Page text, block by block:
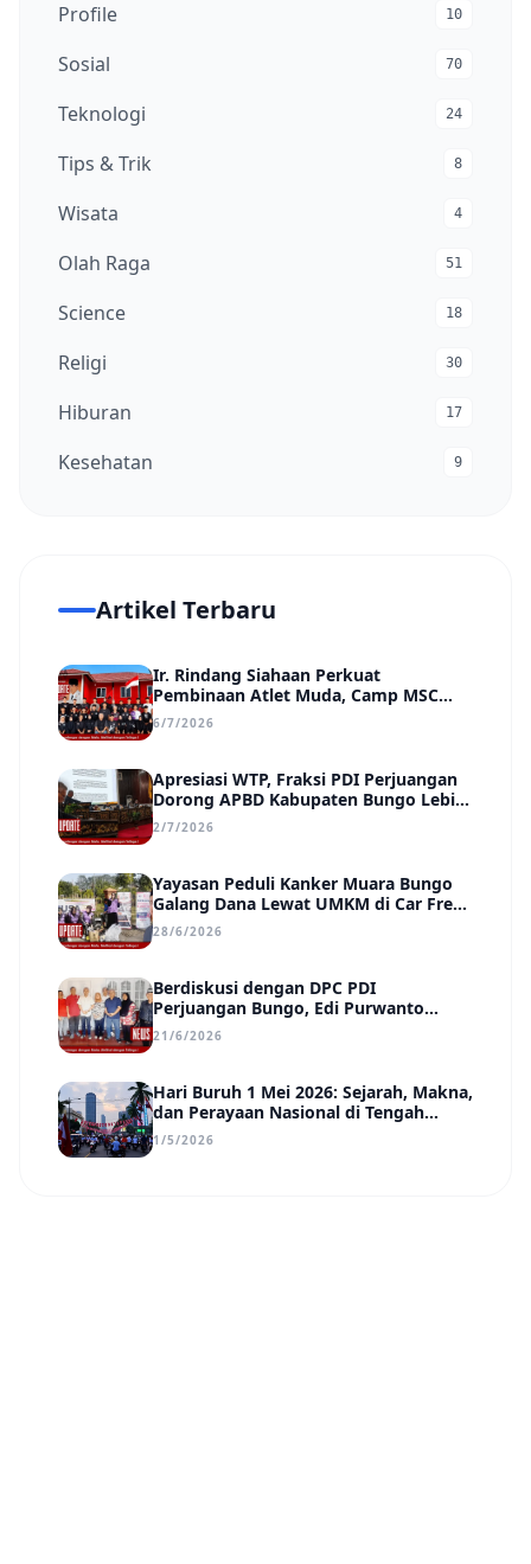
Profile 10
Sosial 70
Teknologi 24
Tips & Trik 8
Wisata 4
Olah Raga 51
Science 18
Religi 30
Hiburan 17
Kesehatan 9
Artikel Terbaru
Ir. Rindang Siahaan Perkuat
Pembinaan Atlet Muda, Camp MSC
Siapkan Generasi Juara Hadapi
Kejuaraan Regional hingga Nasional
6/7/2026
Apresiasi WTP, Fraksi PDI Perjuangan
Dorong APBD Kabupaten Bungo Lebih
Efektif, Transparan, dan Berdampak
2/7/2026
Yayasan Peduli Kanker Muara Bungo
Galang Dana Lewat UMKM di Car Free
Day, Ir. Rindang Siahaan Beri Apresiasi
28/6/2026
Berdiskusi dengan DPC PDI
Perjuangan Bungo, Edi Purwanto
Uraikan Poin-Poin Urgensi yang Perlu
Disadari Pemimpin Daerah
21/6/2026
Hari Buruh 1 Mei 2026: Sejarah, Makna,
dan Perayaan Nasional di Tengah
Tantangan Era Digital
1/5/2026